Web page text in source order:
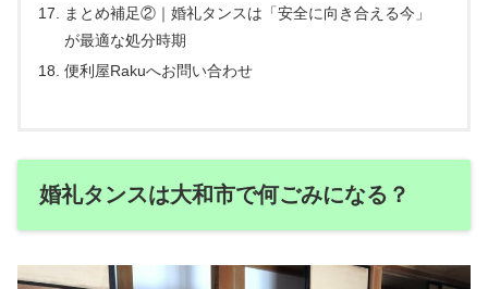
まとめ補足②｜婚礼タンスは「安全に向き合える今」
が最適な処分時期
便利屋Rakuへお問い合わせ
婚礼タンスは大和市で何ごみになる？